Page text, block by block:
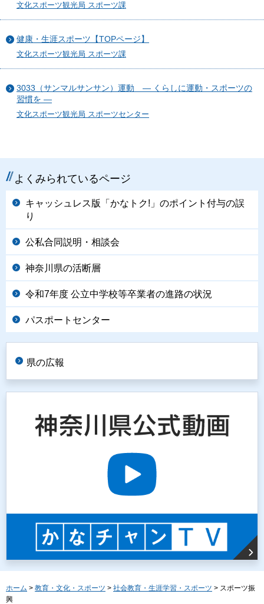
文化スポーツ観光局 スポーツ課
健康・生涯スポーツ【TOPページ】
文化スポーツ観光局 スポーツ課
3033（サンマルサンサン）運動 ― くらしに運動・スポーツの
習慣を ―
文化スポーツ観光局 スポーツセンター
よくみられているページ
キャッシュレス版「かなトク!」のポイント付与の誤
り
公私合同説明・相談会
神奈川県の活断層
令和7年度 公立中学校等卒業者の進路の状況
パスポートセンター
県の広報
ホーム > 教育・文化・スポーツ > 社会教育・生涯学習・スポーツ > スポーツ振
興